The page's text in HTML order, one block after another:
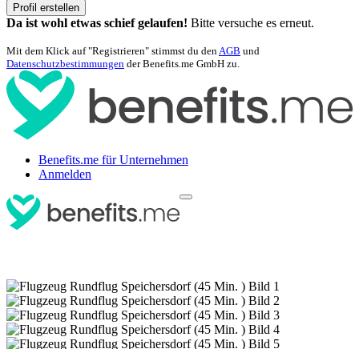
Profil erstellen
Da ist wohl etwas schief gelaufen! Bitte versuche es erneut.
Mit dem Klick auf "Registrieren" stimmst du denAGB und
Datenschutzbestimmungen der Benefits.me GmbH zu.
Benefits.me für Unternehmen
Anmelden